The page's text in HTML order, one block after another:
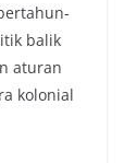
balik
aturan
kolonial